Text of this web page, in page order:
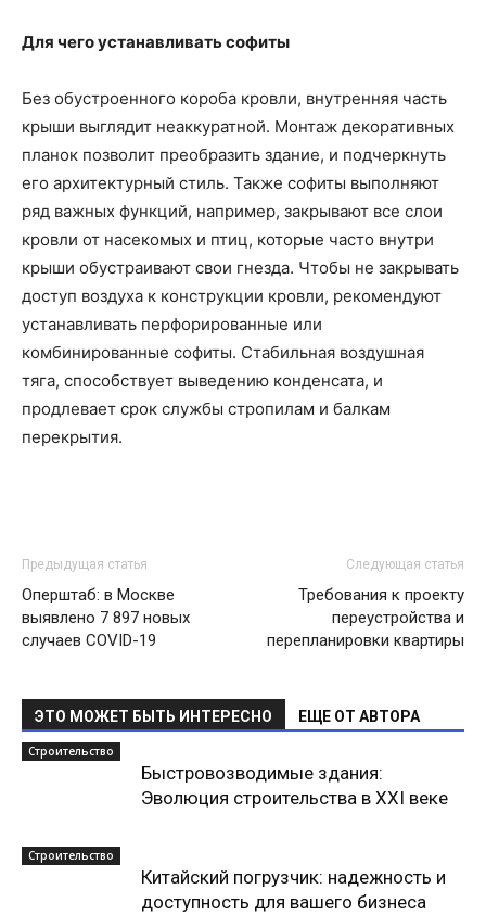
Для чего устанавливать софиты
Без обустроенного короба кровли, внутренняя часть
крыши выглядит неаккуратной. Монтаж декоративных
планок позволит преобразить здание, и подчеркнуть
его архитектурный стиль. Также софиты выполняют
ряд важных функций, например, закрывают все слои
кровли от насекомых и птиц, которые часто внутри
крыши обустраивают свои гнезда. Чтобы не закрывать
доступ воздуха к конструкции кровли, рекомендуют
устанавливать перфорированные или
комбинированные софиты. Стабильная воздушная
тяга, способствует выведению конденсата, и
продлевает срок службы стропилам и балкам
перекрытия.
Предыдущая статья
Оперштаб: в Москве
выявлено 7 897 новых
случаев COVID-19
Следующая статья
Требования к проекту
переустройства и
перепланировки квартиры
ЭТО МОЖЕТ БЫТЬ ИНТЕРЕСНО ЕЩЕ ОТ АВТОРА
Строительство
Быстровозводимые здания:
Эволюция строительства в XXI веке
Строительство
Китайский погрузчик: надежность и
доступность для вашего бизнеса